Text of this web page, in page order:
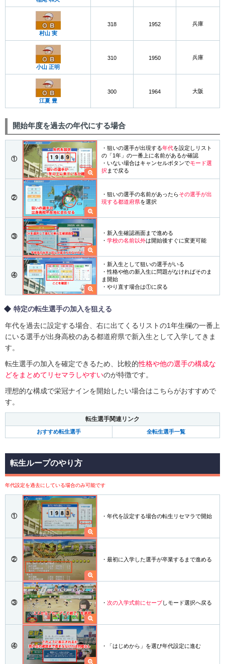
村山 実
318 1952 兵庫
小山 正明
310 1950 兵庫
江夏 豊
300 1964 大阪
開始年度を過去の年代にする場合
①
・狙いの選手が出現する年代を設定しリスト
の「1年」の一番上に名前があるか確認
・いない場合はキャンセルボタンでモード選
択 まで戻る
② ・狙いの選手の名前があったらその選手が出
現する都道府県を選択
③
・新入生確認画面まで進める
・ 学校の名前以外は開始後すぐに変更可能
④
・新入生として狙いの選手がいる
・性格や他の新入生に問題がなければそのま
ま開始
・やり直す場合は①に戻る
特定の転生選手の加入を狙える
年代を過去に設定する場合、右に出てくるリストの1年生欄の一番上
にいる選手が出身高校のある都道府県で新入生として入学してきま
す。
転生選手の加入を確定できるため、比較的性格や他の選手の構成な
どをまとめてリセマラしやすいのが特徴です。
理想的な構成で栄冠ナインを開始したい場合はこちらがおすすめで
す。
転生選手関連リンク
おすすめ転生選手 全転生選手一覧
転生ループのやり方
年代設定を過去にしている場合のみ可能です
① ・年代を設定する場合の転生リセマラで開始
② ・最初に入学した選手が卒業するまで進める
③ ・ 次の入学式前にセーブしモード選択へ戻る
④ ・「はじめから」を選び年代設定に進む